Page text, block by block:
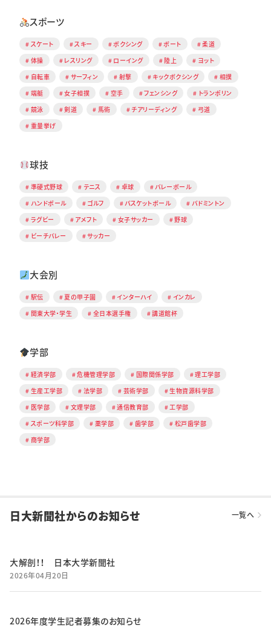
スポーツ
スケート スキー ボクシング ボート
柔道
体操
レスリング ローイング 陸上
ヨット
自転車
サーフィン 射撃 キックボクシング
相撲
端艇
女子相撲 空手 フェンシング
トランポリン
競泳
剣道 馬術 チアリーディング
弓道
重量挙げ
球技
準硬式野球 テニス 卓球
バレーボール
ハンドボール
ゴルフ バスケットボール
バドミントン
ラグビー
アメフト 女子サッカー
野球
ビーチバレー
サッカー
大会別
駅伝 夏の甲子園 インターハイ
インカレ
関東大学・学生
全日本選手権 講道館杯
学部
経済学部 危機管理学部 国際関係学部
理工学部
生産工学部
法学部 芸術学部
生物資源科学部
医学部
文理学部 通信教育部
工学部
スポーツ科学部
薬学部 歯学部
松戸歯学部
商学部
日大新聞社からのお知らせ 一覧へ
大解剖！！ 日本大学新聞社
2026年04月20日
2026年度学生記者募集のお知らせ